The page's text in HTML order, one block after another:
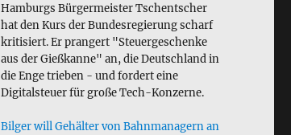
Hamburgs Bürgermeister Tschentscher
hat den Kurs der Bundesregierung scharf
kritisiert. Er prangert "Steuergeschenke
aus der Gießkanne" an, die Deutschland in
die Enge trieben - und fordert eine
Digitalsteuer für große Tech-Konzerne.
Bilger will Gehälter von Bahnmanagern an